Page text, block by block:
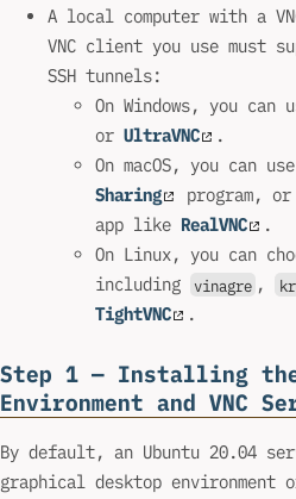
A local computer with a
VNC client you use must
SSH tunnels:
On Windows, you can
or UltraVNC
.
On macOS, you can
Sharing
program,
app like RealVNC
.
On Linux, you can
including
vinagre ,
TightVNC
.
Step 1 — Installing the
Environment and VNC
By default, an Ubuntu 20.04
graphical desktop environment